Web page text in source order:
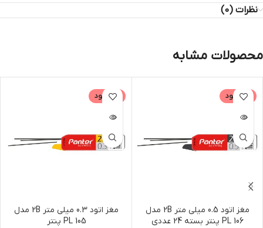
نظرات (0)
محصولات مشابه
ناموجود
مغز اتود 0.5 میلی متر 2B مدل
PL 106 پنتر بسته 24 عددی
ناموجود
مغز اتود 0.3 میلی متر 2B مدل
PL 105 پنتر